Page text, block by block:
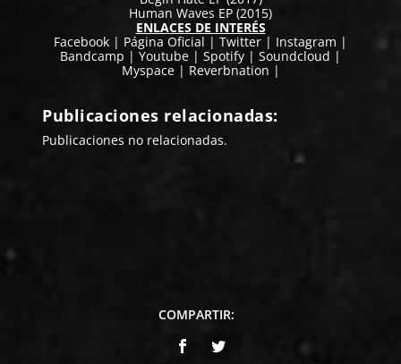
Human Waves EP (2015)
ENLACES DE INTERÉS
Facebook | Página Oficial | Twitter | Instagram |
Bandcamp | Youtube | Spotify | Soundcloud |
Myspace | Reverbnation |
Publicaciones relacionadas:
Publicaciones no relacionadas.
COMPARTIR: